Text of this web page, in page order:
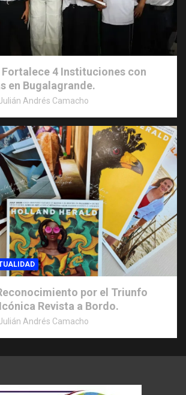
4 Instituciones con
en Bugalagrande.
Andrés Camacho
por el Triunfo
Revista a Bordo.
Andrés Camacho